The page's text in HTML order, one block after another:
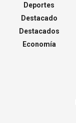
Deportes
Destacado
Destacados
Economía